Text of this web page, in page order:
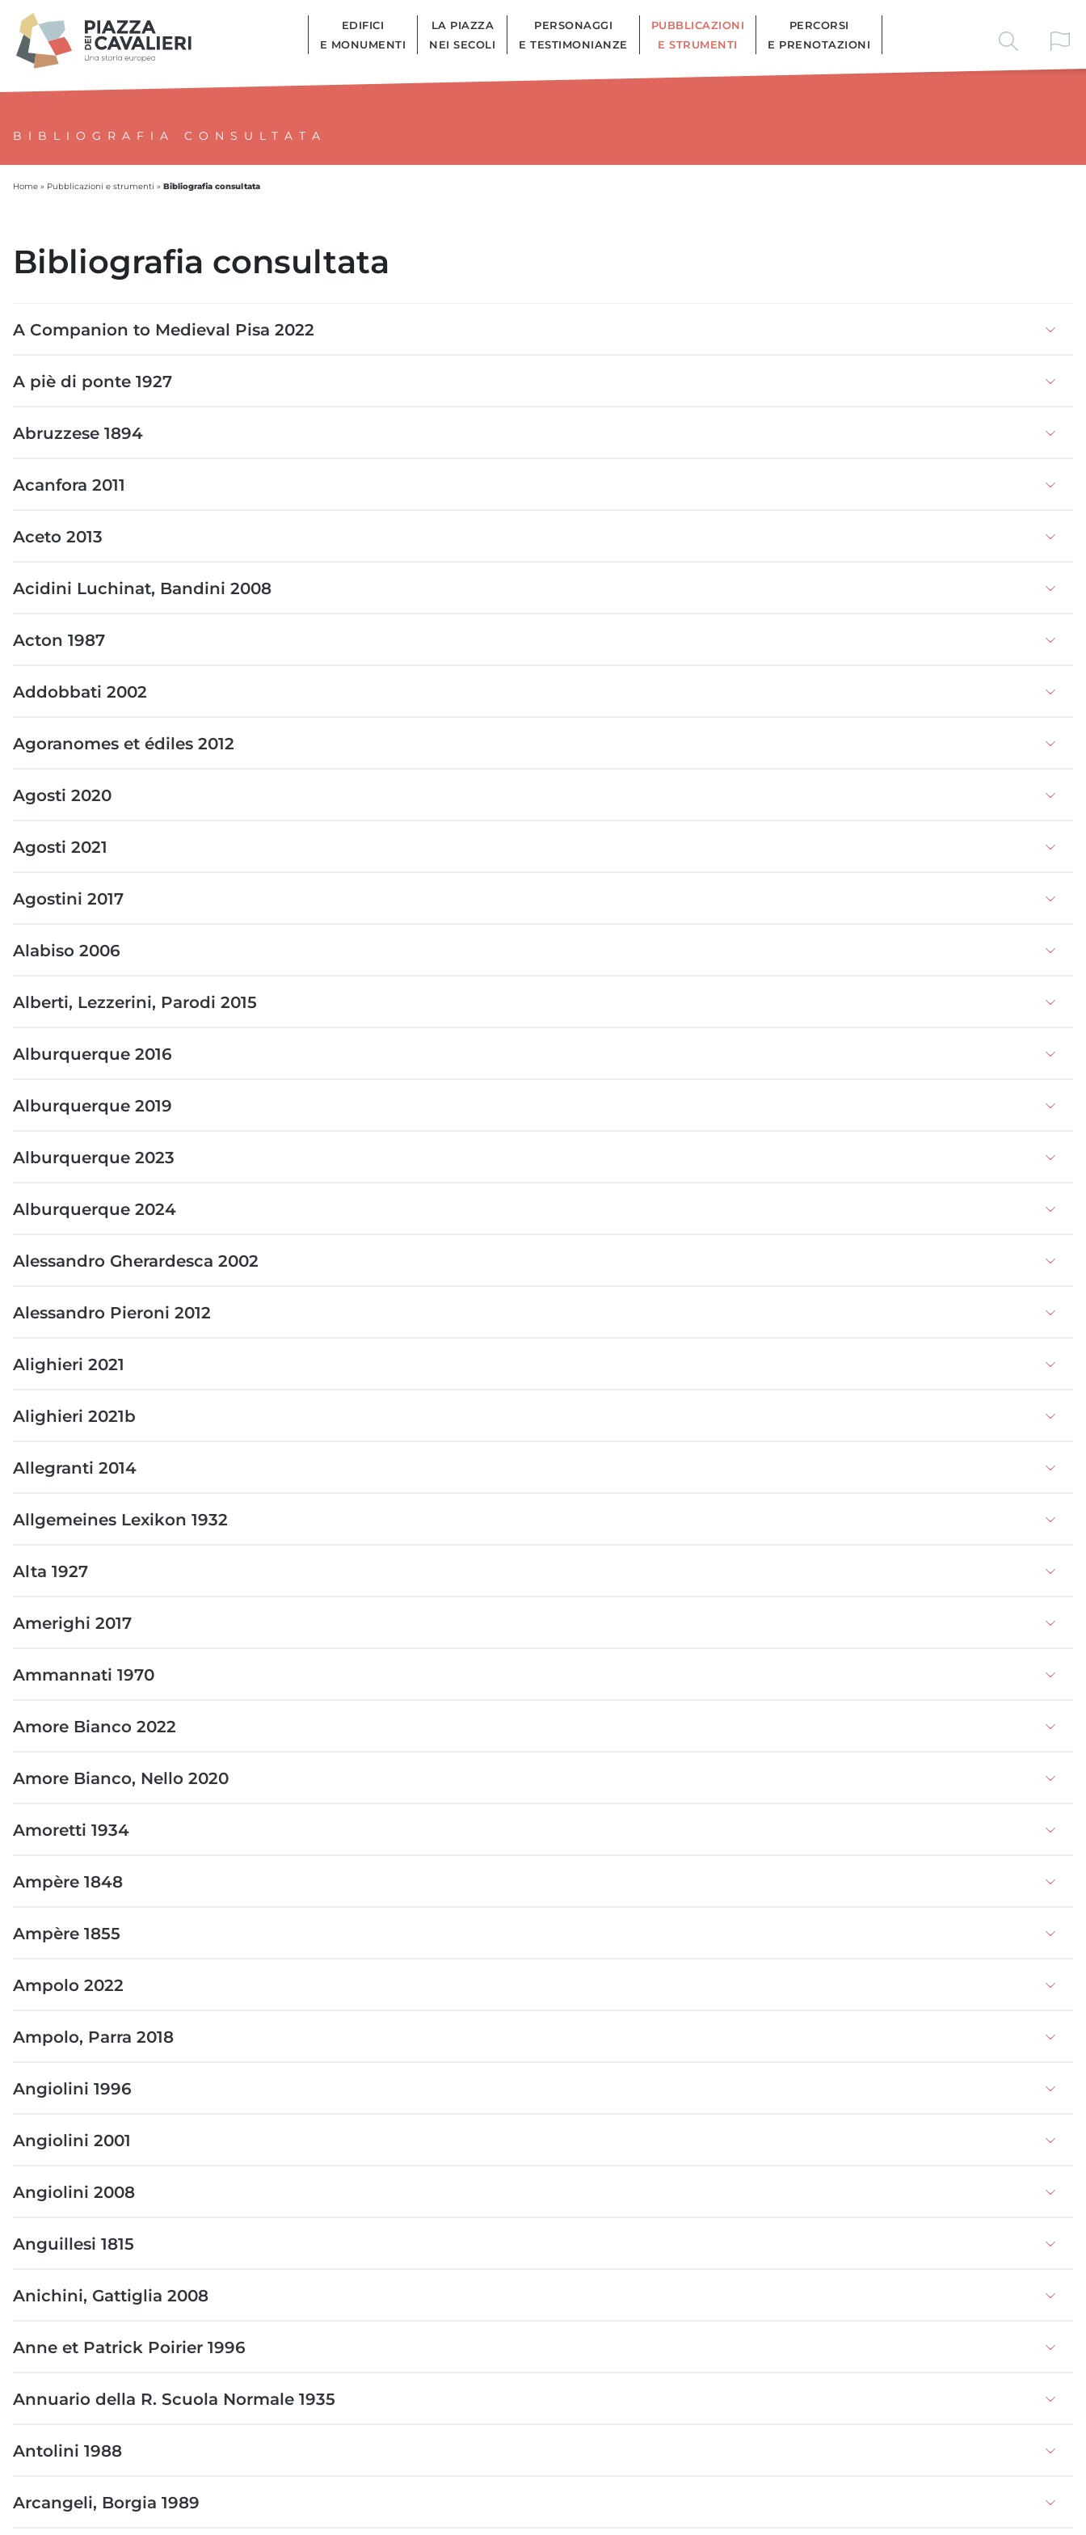
EDIFICI
E MONUMENTI
LA PIAZZA
NEI SECOLI
PERSONAGGI
E TESTIMONIANZE
PUBBLICAZIONI
E STRUMENTI
PERCORSI
E PRENOTAZIONI
BIBLIOGRAFIA CONSULTATA
Home » Pubblicazioni e strumenti » Bibliografia consultata
Bibliografia consultata
A Companion to Medieval Pisa 2022
A piè di ponte 1927
Abruzzese 1894
Acanfora 2011
Aceto 2013
Acidini Luchinat, Bandini 2008
Acton 1987
Addobbati 2002
Agoranomes et édiles 2012
Agosti 2020
Agosti 2021
Agostini 2017
Alabiso 2006
Alberti, Lezzerini, Parodi 2015
Alburquerque 2016
Alburquerque 2019
Alburquerque 2023
Alburquerque 2024
Alessandro Gherardesca 2002
Alessandro Pieroni 2012
Alighieri 2021
Alighieri 2021b
Allegranti 2014
Allgemeines Lexikon 1932
Alta 1927
Amerighi 2017
Ammannati 1970
Amore Bianco 2022
Amore Bianco, Nello 2020
Amoretti 1934
Ampère 1848
Ampère 1855
Ampolo 2022
Ampolo, Parra 2018
Angiolini 1996
Angiolini 2001
Angiolini 2008
Anguillesi 1815
Anichini, Gattiglia 2008
Anne et Patrick Poirier 1996
Annuario della R. Scuola Normale 1935
Antolini 1988
Arcangeli, Borgia 1989